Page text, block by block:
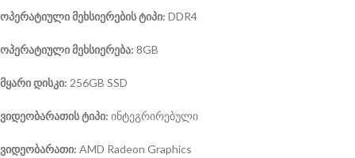
ოპერატიული მეხსიერების ტიპი: DDR4
ოპერატიული მეხსიერება: 8GB
მყარი დისკი: 256GB SSD
ვიდეობარათის ტიპი: ინტეგრირებული
ვიდეობარათი: AMD Radeon Graphics